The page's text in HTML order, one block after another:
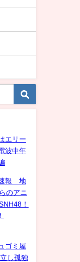
エリー
波中年
報 地
のアニ
！
ゴミ屋
し孤独